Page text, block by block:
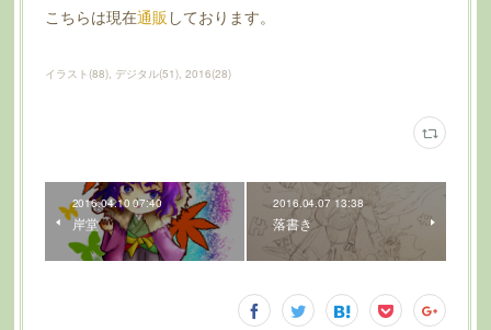
こちらは現在通販 しております。
イラスト (88) デジタル(51) 2016(28)
2016.04.10 07:40
岸堂
2016.04.07 13:38
落書き